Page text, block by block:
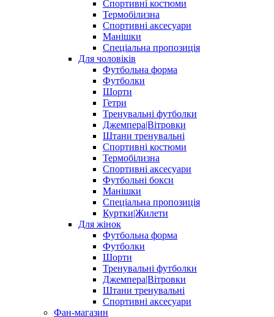
Спортивні костюми
Термобілизна
Спортивні аксесуари
Манішки
Спеціальна пропозиція
Для чоловіків
Футбольна форма
Футболки
Шорти
Гетри
Тренувальні футболки
Джемпера|Вітровки
Штани тренувальні
Спортивні костюми
Термобілизна
Спортивні аксесуари
Футбольні бокси
Манішки
Спеціальна пропозиція
Куртки|Жилети
Для жінок
Футбольна форма
Футболки
Шорти
Тренувальні футболки
Джемпера|Вітровки
Штани тренувальні
Спортивні аксесуари
Фан-магазин